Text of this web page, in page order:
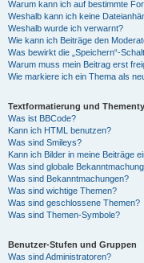
Warum kann ich auf bestimmte
Weshalb kann ich keine
Weshalb wurde ich verwarnt?
Wie kann ich Beiträge den
Was bewirkt die „Speichern“-
Warum muss mein Beitrag erst
Wie markiere ich ein Thema als
Textformatierung und
Was ist BBCode?
Kann ich HTML benutzen?
Was sind Smileys?
Kann ich Bilder in meine Beiträge
Was sind globale
Was sind Bekanntmachungen?
Was sind wichtige Themen?
Was sind geschlossene Themen?
Was sind Themen-Symbole?
Benutzer-Stufen und Gruppen
Was sind Administratoren?